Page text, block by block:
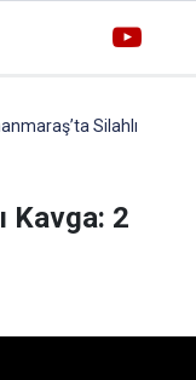
Silahlı
Kavga: 2